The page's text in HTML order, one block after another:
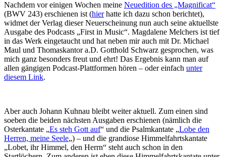
Nachdem vor einigen Wochen meine Neuedition des „Magnificat“
(BWV 243) erschienen ist (hierhatte ich dazu schon berichtet),
widmet der Verlag dieser Neuerscheinung nun auch seine aktuellste
Ausgabe des Podcasts „First in Music“. Magdalene Melchers ist tief
in das Werk eingetaucht und hat neben mir auch mit Dr. Michael
Maul und Thomaskantor a.D. Gotthold Schwarz gesprochen, was
mich ganz besonders freut und ehrt! Das Ergebnis kann man auf
allen gängigen Podcast-Plattformen hören – oder einfach unter
diesem Link.
Aber auch Johann Kuhnau bleibt weiter aktuell. Zum einen sind
soeben die beiden nächsten Ausgaben erschienen (nämlich die
Osterkantate „Es steh Gott auf“ und die Psalmkantate „Lobe den
Herren, meine Seele„) – und die grandiose Himmelfahrtskantate
„Lobet, ihr Himmel, den Herrn“ steht auch schon in den